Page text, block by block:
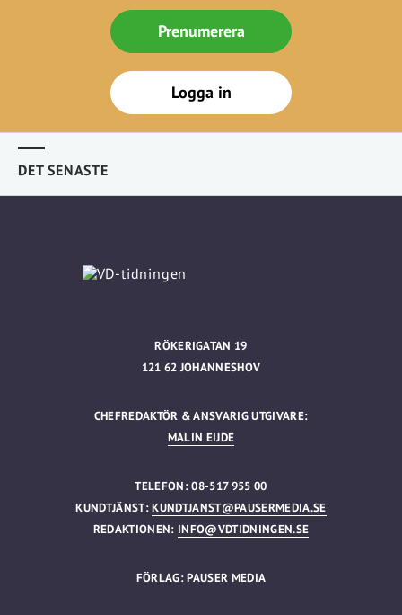
Prenumerera
Logga in
DET SENASTE
RÖKERIGATAN 19
121 62 JOHANNESHOV
CHEFREDAKTÖR & ANSVARIG UTGIVARE:
MALIN EIJDE
TELEFON: 08-517 955 00
KUNDTJÄNST:KUNDTJANST@PAUSERMEDIA.SE
REDAKTIONEN: INFO@VDTIDNINGEN.SE
FÖRLAG: PAUSER MEDIA